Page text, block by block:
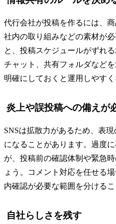
代行会社が投稿を作るには、
社内の取り組みなどの素材が
と、投稿スケジュールがずれ
チャット、共有フォルダなど
明確にしておくと運用しやすく
炎上や誤投稿への備えが
SNSは拡散力があるため、表
になることがあります。過度
が、投稿前の確認体制や緊急
ょう。コメント対応を任せる
内確認が必要な範囲を分けるこ
自社らしさを残す